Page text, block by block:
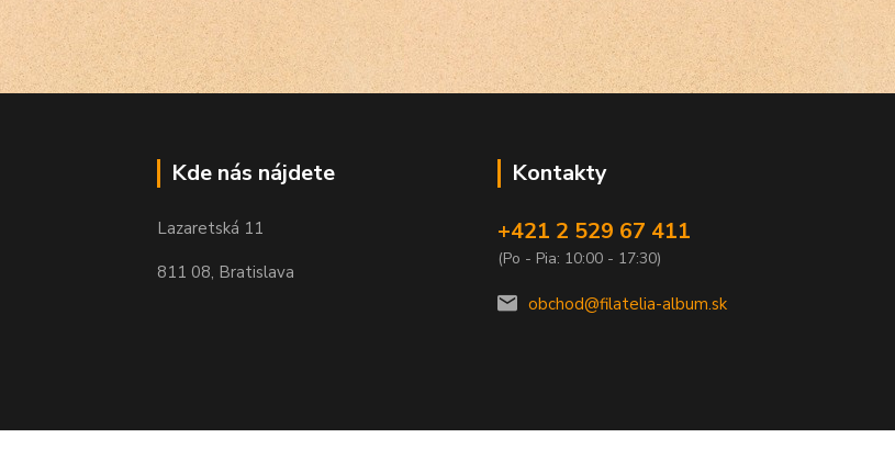
Kde nás nájdete
Lazaretská 11
811 08, Bratislava
Kontakty
+421 2 529 67 411
(Po - Pia: 10:00 - 17:30)
obchod@filatelia-album.sk